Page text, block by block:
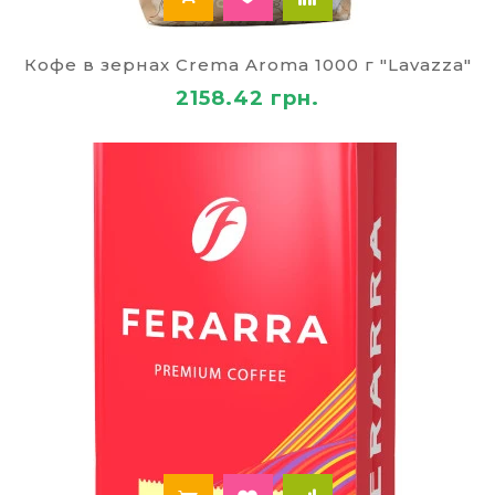
Кофе в зернах Crema Aroma 1000 г "Lavazza"
2158.42 грн.